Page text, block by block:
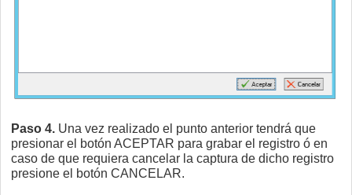
Paso 4. Una vez realizado el punto anterior tendrá que
presionar el botón ACEPTAR para grabar el registro ó en
caso de que requiera cancelar la captura de dicho registro
presione el botón CANCELAR.